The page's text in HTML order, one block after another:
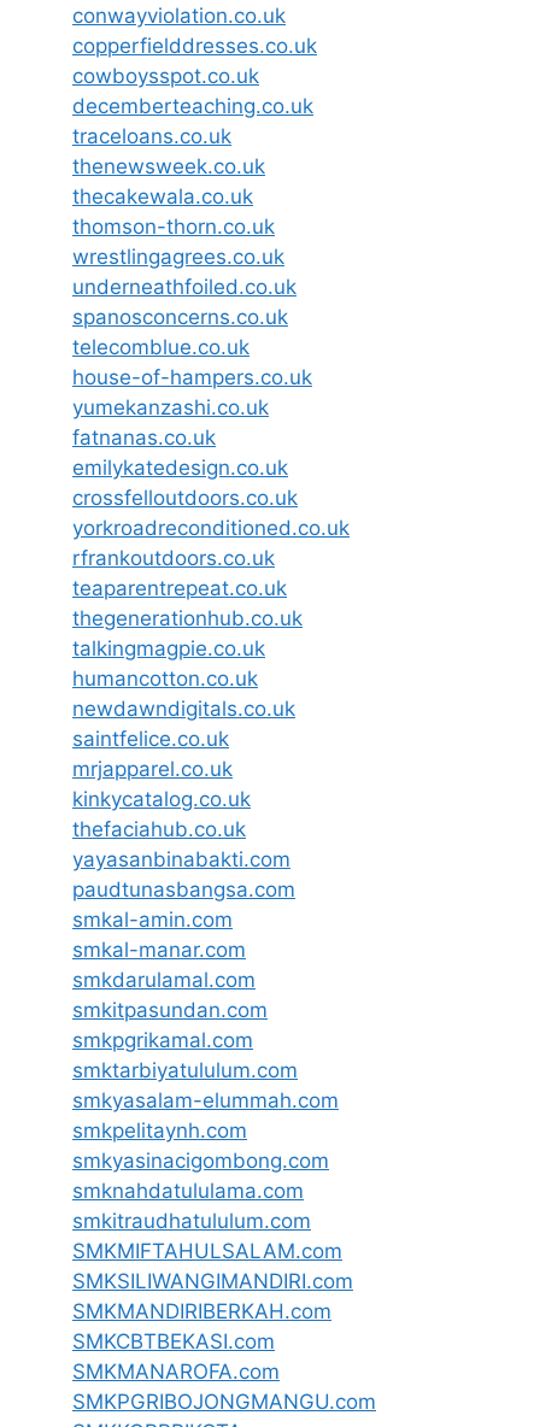
conwayviolation.co.uk
copperfielddresses.co.uk
cowboysspot.co.uk
decemberteaching.co.uk
traceloans.co.uk
thenewsweek.co.uk
thecakewala.co.uk
thomson-thorn.co.uk
wrestlingagrees.co.uk
underneathfoiled.co.uk
spanosconcerns.co.uk
telecomblue.co.uk
house-of-hampers.co.uk
yumekanzashi.co.uk
fatnanas.co.uk
emilykatedesign.co.uk
crossfelloutdoors.co.uk
yorkroadreconditioned.co.uk
rfrankoutdoors.co.uk
teaparentrepeat.co.uk
thegenerationhub.co.uk
talkingmagpie.co.uk
humancotton.co.uk
newdawndigitals.co.uk
saintfelice.co.uk
mrjapparel.co.uk
kinkycatalog.co.uk
thefaciahub.co.uk
yayasanbinabakti.com
paudtunasbangsa.com
smkal-amin.com
smkal-manar.com
smkdarulamal.com
smkitpasundan.com
smkpgrikamal.com
smktarbiyatululum.com
smkyasalam-elummah.com
smkpelitaynh.com
smkyasinacigombong.com
smknahdatululama.com
smkitraudhatululum.com
SMKMIFTAHULSALAM.com
SMKSILIWANGIMANDIRI.com
SMKMANDIRIBERKAH.com
SMKCBTBEKASI.com
SMKMANAROFA.com
SMKPGRIBOJONGMANGU.com